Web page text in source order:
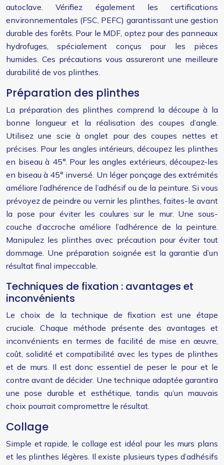
autoclave. Vérifiez également les certifications
environnementales (FSC, PEFC) garantissant une gestion
durable des forêts. Pour le MDF, optez pour des panneaux
hydrofuges, spécialement conçus pour les pièces
humides. Ces précautions vous assureront une meilleure
durabilité de vos plinthes.
Préparation des plinthes
La préparation des plinthes comprend la découpe à la
bonne longueur et la réalisation des coupes d’angle.
Utilisez une scie à onglet pour des coupes nettes et
précises. Pour les angles intérieurs, découpez les plinthes
en biseau à 45°. Pour les angles extérieurs, découpez-les
en biseau à 45° inversé. Un léger ponçage des extrémités
améliore l’adhérence de l’adhésif ou de la peinture. Si vous
prévoyez de peindre ou vernir les plinthes, faites-le avant
la pose pour éviter les coulures sur le mur. Une sous-
couche d’accroche améliore l’adhérence de la peinture.
Manipulez les plinthes avec précaution pour éviter tout
dommage. Une préparation soignée est la garantie d’un
résultat final impeccable.
Techniques de fixation : avantages et
inconvénients
Le choix de la technique de fixation est une étape
cruciale. Chaque méthode présente des avantages et
inconvénients en termes de facilité de mise en œuvre,
coût, solidité et compatibilité avec les types de plinthes
et de murs. Il est donc essentiel de peser le pour et le
contre avant de décider. Une technique adaptée garantira
une pose durable et esthétique, tandis qu’un mauvais
choix pourrait compromettre le résultat.
Collage
Simple et rapide, le collage est idéal pour les murs plans
et les plinthes légères. Il existe plusieurs types d’adhésifs